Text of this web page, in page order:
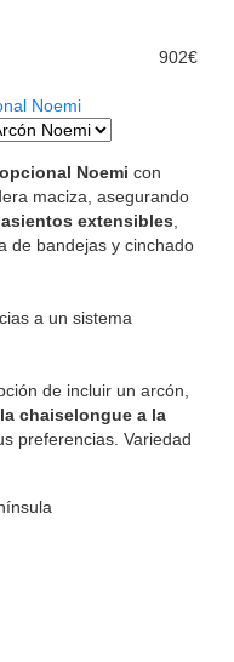
902€
Noemi
Noemi con
maciza, asegurando
extensibles
de bandejas y cinchado
a un sistema
de incluir un arcón,
chaiselongue a la
preferencias. Variedad